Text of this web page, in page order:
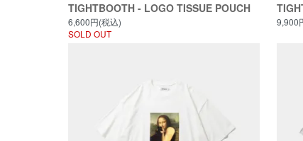
TIGHTBOOTH - LOGO TISSUE POUCH
6,600円(税込)
SOLD OUT
9,900